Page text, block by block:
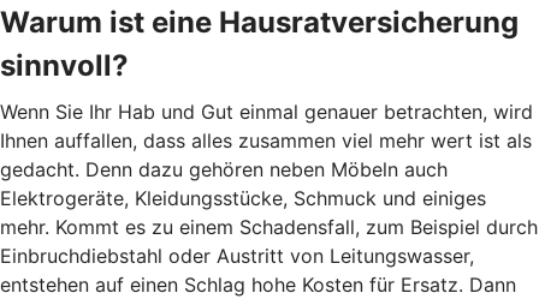
Warum ist eine Hausratversicherung
sinnvoll?
Wenn Sie Ihr Hab und Gut einmal genauer betrachten, wird
Ihnen auffallen, dass alles zusammen viel mehr wert ist als
gedacht. Denn dazu gehören neben Möbeln auch
Elektrogeräte, Kleidungsstücke, Schmuck und einiges
mehr. Kommt es zu einem Schadensfall, zum Beispiel durch
Einbruchdiebstahl oder Austritt von Leitungswasser,
entstehen auf einen Schlag hohe Kosten für Ersatz. Dann